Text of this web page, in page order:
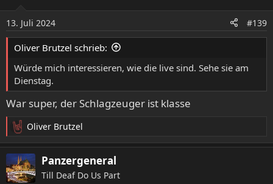
n
e
n
13. Juli 2024 #139
Oliver Brutzel schrieb:
Würde mich interessieren, wie die live sind. Sehe sie am
Dienstag.
War super, der Schlagzeuger ist klasse
R
e
a
k
t
Oliver Brutzel
Panzergeneral
Till Deaf Do Us Part